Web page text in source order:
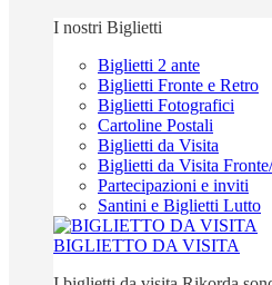
I nostri Biglietti
Biglietti 2 ante
Biglietti Fronte e Retro
Biglietti Fotografici
Cartoline Postali
Biglietti da Visita
Biglietti da Visita
Partecipazioni e inviti
Santini e Biglietti Lutto
BIGLIETTO DA VISITA